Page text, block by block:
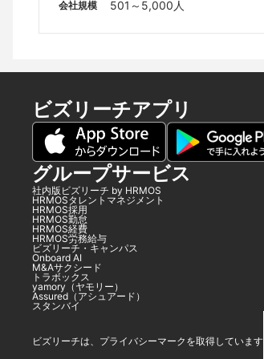
会社規模 501～5,000人
ビズリーチアプリ
グループサービス
社内版ビズリーチ by HRMOS
HRMOSタレントマネジメント
HRMOS採用
HRMOS勤怠
HRMOS経費
HRMOS労務給与
ビズリーチ・キャンパス
Onboard AI
M&Aサクシード
トラボックス
yamory（ヤモリー）
Assured（アシュアード）
スタンバイ
ビズリーチは、プライバシーマークを取得しています